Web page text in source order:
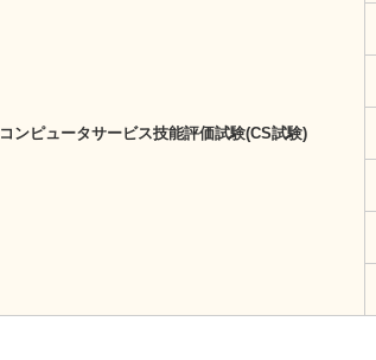
コンピュータサービス技能評価試験(CS試験)